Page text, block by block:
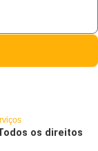
os direitos